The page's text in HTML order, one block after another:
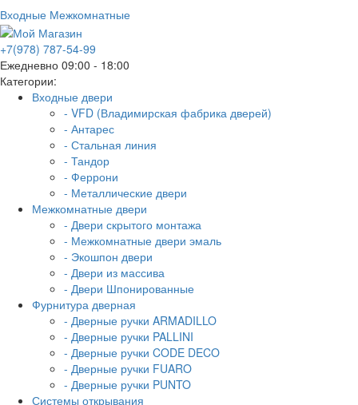
Входные Межкомнатные
+7(978) 787-54-99
Ежедневно 09:00 - 18:00
Категории:
Входные двери
- VFD (Владимирская фабрика дверей)
- Антарес
- Стальная линия
- Тандор
- Феррони
- Металлические двери
Межкомнатные двери
- Двери скрытого монтажа
- Межкомнатные двери эмаль
- Экошпон двери
- Двери из массива
- Двери Шпонированные
Фурнитура дверная
- Дверные ручки ARMADILLO
- Дверные ручки PALLINI
- Дверные ручки CODE DECO
- Дверные ручки FUARO
- Дверные ручки PUNTO
Системы открывания